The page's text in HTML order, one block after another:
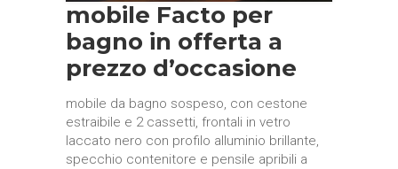
mobile Facto per
bagno in offerta a
prezzo d’occasione
mobile da bagno sospeso, con cestone
estraibile e 2 cassetti, frontali in vetro
laccato nero con profilo alluminio brillante,
specchio contenitore e pensile apribili a